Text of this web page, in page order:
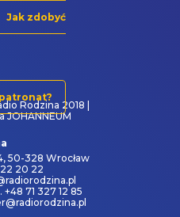
Jak zdobyć
patronat?
Rodzina 2018 |
JOHANNEUM
50-328 Wrocław
20 22
71 327 12 85